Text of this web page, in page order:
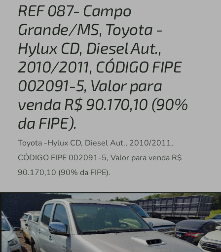
REF 087- Campo
Grande/MS, Toyota -
Hylux CD, Diesel Aut.,
2010/2011, CÓDIGO FIPE
002091-5, Valor para
venda R$ 90.170,10 (90%
da FIPE).
Toyota -Hylux CD, Diesel Aut., 2010/2011,
CÓDIGO FIPE 002091-5, Valor para venda R$
90.170,10 (90% da FIPE).